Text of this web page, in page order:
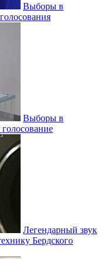
Выборы в
Выборы в
Легендарный звук
Бердского